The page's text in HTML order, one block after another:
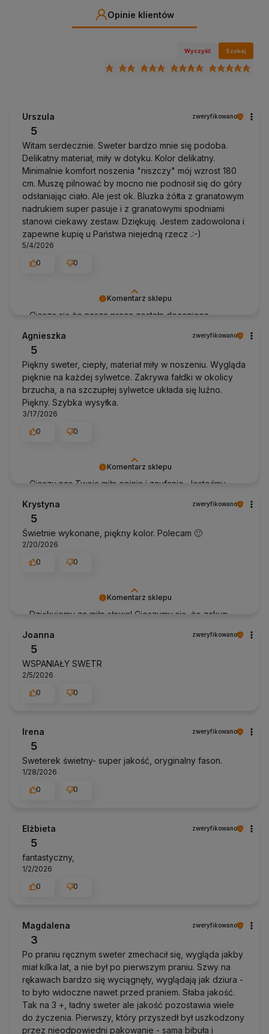
Opinie klientów
Wyczyść Szukaj
Komentarz sklepu
Cieszę się że nasza praca została doceniona.
Urszula zweryfikowano
5
Witam serdecznie. Sweter bardzo mnie się podoba.
Delikatny materiał, miły w dotyku. Kolor delikatny.
Minimalnie komfort noszenia "niszczy" mój wzrost 180
cm. Muszę pilnować by mocno nie podnosił się do góry
odsłaniając ciało. Ale jest ok. Bluzka żółta z granatowym
nadrukiem super pasuje i z granatowymi spodniami
stanowi ciekawy zestaw. Dziękuję. Jestem zadowolona i
zapewne kupię u Państwa niejedną rzecz .:-)
5/4/2026
0
0
Komentarz sklepu
Cieszy nas Twoja miła opinia i zaufanie. Jesteśmy
pozdrowieniami, Anhko.pl
Agnieszka zweryfikowano
5
Piękny sweter, ciepły, materiał miły w noszeniu. Wygląda
pięknie na każdej sylwetce. Zakrywa fałdki w okolicy
brzucha, a na szczupłej sylwetce układa się luźno.
Piękny. Szybka wysyłka.
3/17/2026
0
0
Komentarz sklepu
Dziękujemy za miłe słowa! Cieszymy się, że zakup
zapewnić odpowiednią obsługę tak świetnym
klientom. Dziękujemy raz jeszcze!
Krystyna zweryfikowano
5
Świetnie wykonane, piękny kolor. Polecam 🙂
2/20/2026
0
0
Joanna zweryfikowano
5
WSPANIAŁY SWETR
2/5/2026
0
0
Irena zweryfikowano
5
Sweterek świetny- super jakość, oryginalny fason.
1/28/2026
0
0
Elżbieta zweryfikowano
5
fantastyczny,
1/2/2026
0
0
Magdalena zweryfikowano
3
Po praniu ręcznym sweter zmechacił się, wygląda jakby
miał kilka lat, a nie był po pierwszym praniu. Szwy na
rękawach bardzo się wyciągnęły, wyglądają jak dziura -
to było widoczne nawet przed praniem. Słaba jakość.
Tak na 3 +, ładny sweter ale jakość pozostawia wiele
do życzenia. Pierwszy, który przyszedł był uszkodzony
przez nieodpowiedni pakowanie - sama bibuła i